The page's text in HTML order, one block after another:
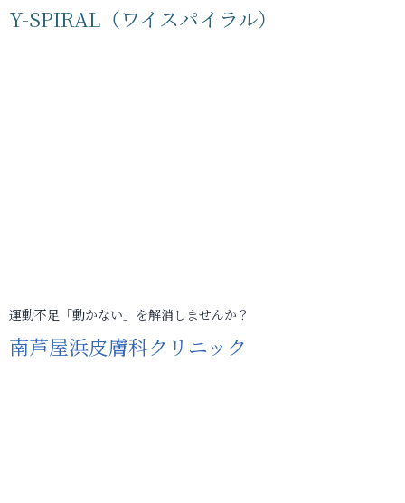
Y-SPIRAL（ワイスパイラル）
運動不足「動かない」を解消しませんか？
南芦屋浜皮膚科クリニック